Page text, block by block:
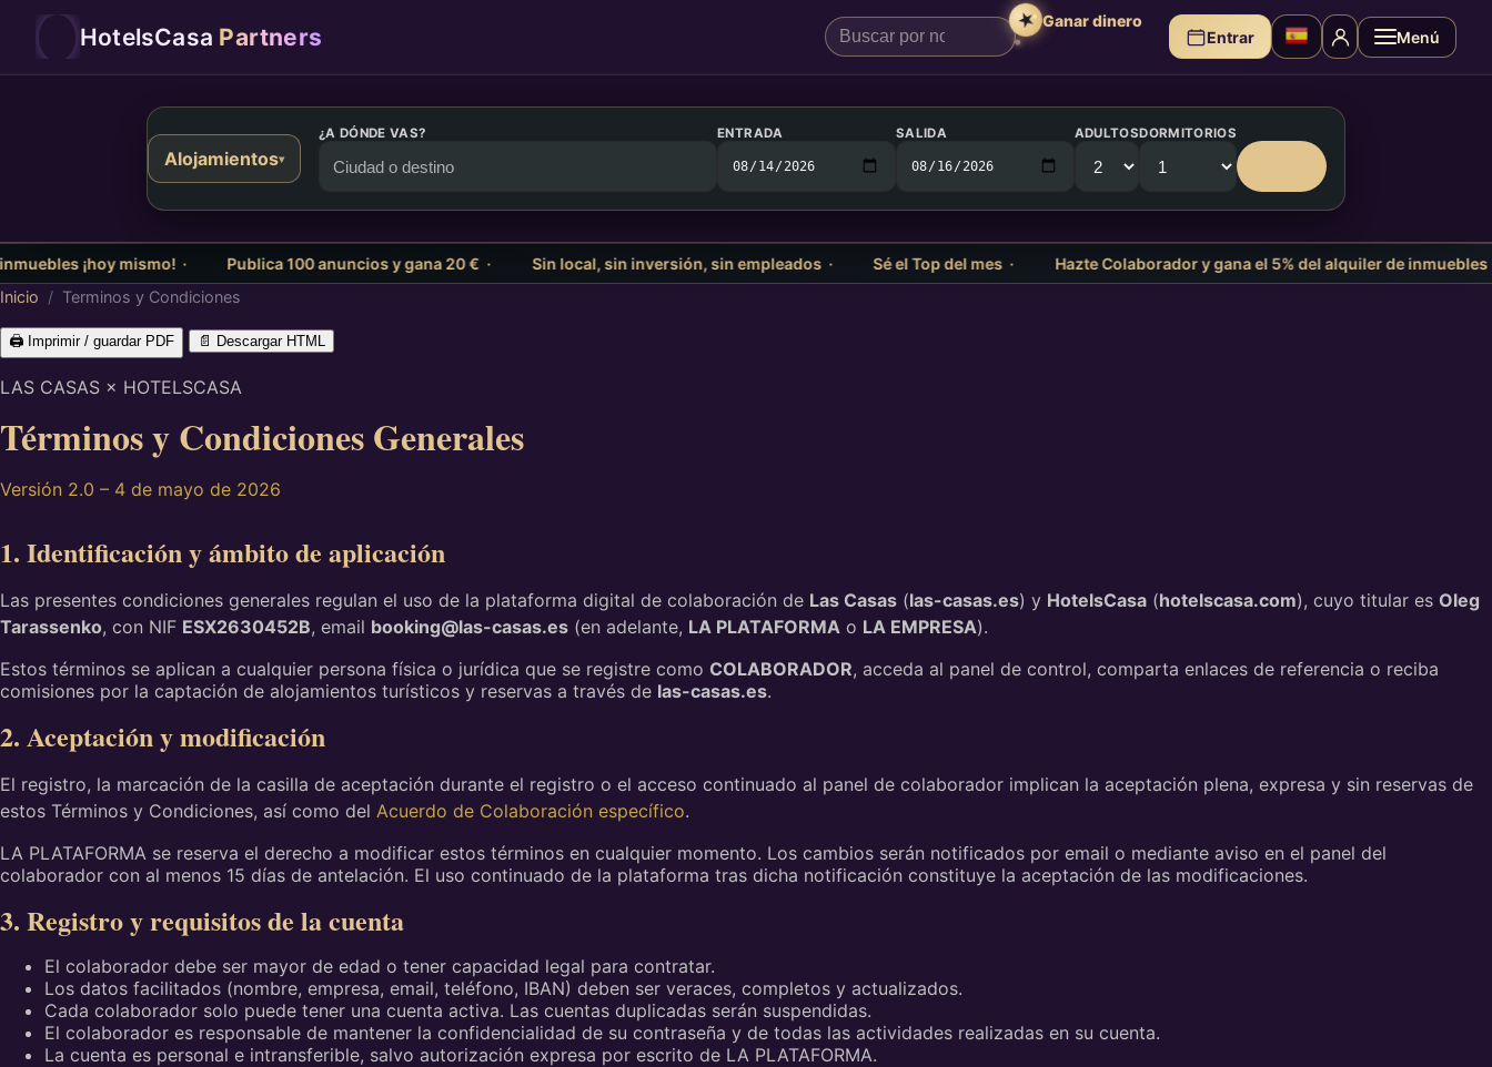
HotelsCasa Partners
★ Ganar dinero
Entrar
Menú
Alojamientos▾
¿A DÓNDE VAS? ENTRADA SALIDA ADULTOSDORMITORIOS
Buscar
¡hoy mismo! · Publica 100 anuncios y gana 20 € · Sin local, sin inversión, sin empleados · Sé el Top del mes ·
Hazte Colaborador y gana el 5% del alquiler de inmuebles ¡hoy
Inicio / Terminos y Condiciones
🖨️ Imprimir / guardar PDF 📄 Descargar HTML
LAS CASAS × HOTELSCASA
Términos y Condiciones Generales
Versión 2.0 – 4 de mayo de 2026
1. Identificación y ámbito de aplicación
Las presentes condiciones generales regulan el uso de la plataforma digital de colaboración de Las Casas (las-casas.es) y HotelsCasa (hotelscasa.com), cuyo titular es Oleg
Tarassenko, con NIF ESX2630452B, email booking@las-casas.es (en adelante, LA PLATAFORMA o LA EMPRESA).
Estos términos se aplican a cualquier persona física o jurídica que se registre como COLABORADOR, acceda al panel de control, comparta enlaces de referencia o reciba
comisiones por la captación de alojamientos turísticos y reservas a través de las-casas.es.
2. Aceptación y modificación
El registro, la marcación de la casilla de aceptación durante el registro o el acceso continuado al panel de colaborador implican la aceptación plena, expresa y sin reservas de
estos Términos y Condiciones, así como del Acuerdo de Colaboración específico.
LA PLATAFORMA se reserva el derecho a modificar estos términos en cualquier momento. Los cambios serán notificados por email o mediante aviso en el panel del
colaborador con al menos 15 días de antelación. El uso continuado de la plataforma tras dicha notificación constituye la aceptación de las modificaciones.
3. Registro y requisitos de la cuenta
El colaborador debe ser mayor de edad o tener capacidad legal para contratar.
Los datos facilitados (nombre, empresa, email, teléfono, IBAN) deben ser veraces, completos y actualizados.
Cada colaborador solo puede tener una cuenta activa. Las cuentas duplicadas serán suspendidas.
El colaborador es responsable de mantener la confidencialidad de su contraseña y de todas las actividades realizadas en su cuenta.
La cuenta es personal e intransferible, salvo autorización expresa por escrito de LA PLATAFORMA.